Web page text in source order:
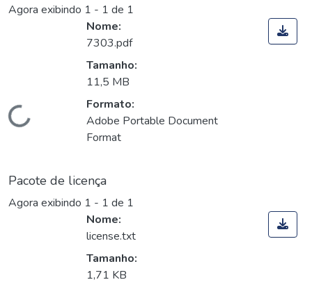
Agora exibindo 1 - 1 de 1
Carregando...
Nome:
7303.pdf
Tamanho:
11,5 MB
Formato:
Adobe Portable Document
Format
Pacote de licença
Agora exibindo 1 - 1 de 1
Nome:
license.txt
Tamanho:
1,71 KB